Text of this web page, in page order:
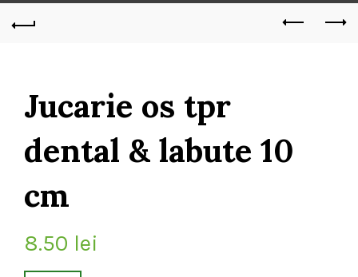
Jucarie os tpr
dental & labute 10
cm
8.50 lei